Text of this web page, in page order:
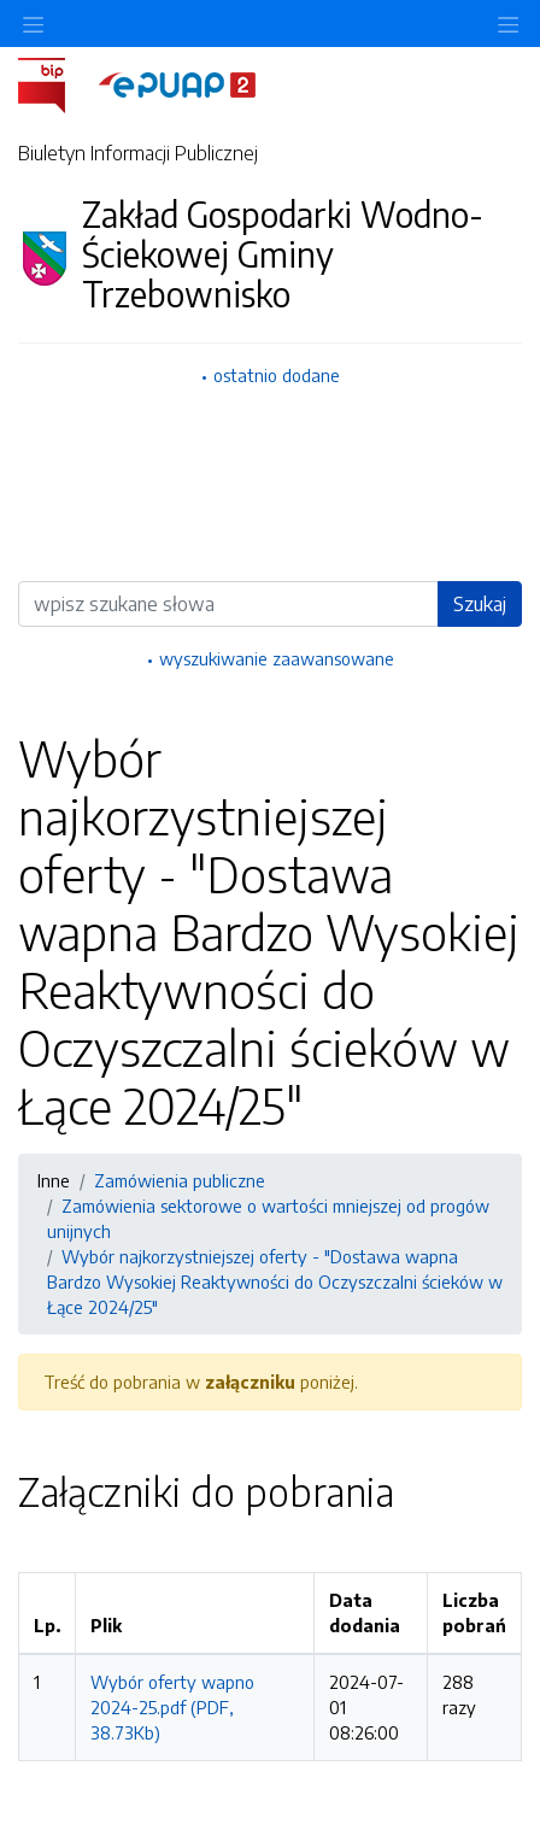
Biuletyn Informacji Publicznej
Zakład Gospodarki Wodno-
Ściekowej Gminy
Trzebownisko
ostatnio dodane
Wyszukiwarka Szukaj
wyszukiwanie zaawansowane
Wybór
najkorzystniejszej
oferty - "Dostawa
wapna Bardzo Wysokiej
Reaktywności do
Oczyszczalni ścieków w
Łące 2024/25"
Inne
Zamówienia publiczne
Zamówienia sektorowe o wartości mniejszej od progów
unijnych
Wybór najkorzystniejszej oferty - "Dostawa wapna
Bardzo Wysokiej Reaktywności do Oczyszczalni ścieków w
Łące 2024/25"
Treść do pobrania w załączniku poniżej.
Załączniki do pobrania
Lp. Plik
Data
dodania
Liczba
pobrań
1
Wybór oferty wapno
2024-25.pdf (PDF,
38.73Kb)
2024-07-
01
08:26:00
288
razy